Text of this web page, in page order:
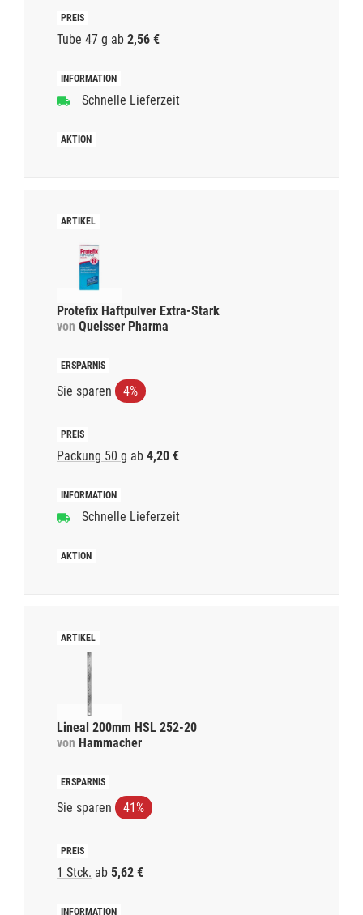
Tube 47 g ab 2,56 €
Schnelle Lieferzeit
Protefix Haftpulver Extra-Stark
von Queisser Pharma
Sie sparen 4%
Packung 50 g ab 4,20 €
Schnelle Lieferzeit
Lineal 200mm HSL 252-20
von Hammacher
Sie sparen 41%
1 Stck. ab 5,62 €